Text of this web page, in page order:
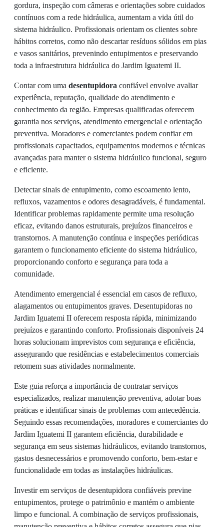
gordura, inspeção com câmeras e orientações sobre cuidados
contínuos com a rede hidráulica, aumentam a vida útil do
sistema hidráulico. Profissionais orientam os clientes sobre
hábitos corretos, como não descartar resíduos sólidos em pias
e vasos sanitários, prevenindo entupimentos e preservando
toda a infraestrutura hidráulica do Jardim Iguatemi II.
Contar com uma desentupidora confiável envolve avaliar
experiência, reputação, qualidade do atendimento e
conhecimento da região. Empresas qualificadas oferecem
garantia nos serviços, atendimento emergencial e orientação
preventiva. Moradores e comerciantes podem confiar em
profissionais capacitados, equipamentos modernos e técnicas
avançadas para manter o sistema hidráulico funcional, seguro
e eficiente.
Detectar sinais de entupimento, como escoamento lento,
refluxos, vazamentos e odores desagradáveis, é fundamental.
Identificar problemas rapidamente permite uma resolução
eficaz, evitando danos estruturais, prejuízos financeiros e
transtornos. A manutenção contínua e inspeções periódicas
garantem o funcionamento eficiente do sistema hidráulico,
proporcionando conforto e segurança para toda a
comunidade.
Atendimento emergencial é essencial em casos de refluxo,
alagamentos ou entupimentos graves. Desentupidoras no
Jardim Iguatemi II oferecem resposta rápida, minimizando
prejuízos e garantindo conforto. Profissionais disponíveis 24
horas solucionam imprevistos com segurança e eficiência,
assegurando que residências e estabelecimentos comerciais
retomem suas atividades normalmente.
Este guia reforça a importância de contratar serviços
especializados, realizar manutenção preventiva, adotar boas
práticas e identificar sinais de problemas com antecedência.
Seguindo essas recomendações, moradores e comerciantes do
Jardim Iguatemi II garantem eficiência, durabilidade e
segurança em seus sistemas hidráulicos, evitando transtornos,
gastos desnecessários e promovendo conforto, bem-estar e
funcionalidade em todas as instalações hidráulicas.
Investir em serviços de desentupidora confiáveis previne
entupimentos, protege o patrimônio e mantém o ambiente
limpo e funcional. A combinação de serviços profissionais,